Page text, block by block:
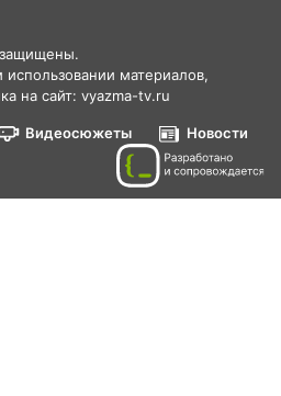
материалов,
на сайт: vyazma-tv.ru
Видеосюжеты Новости